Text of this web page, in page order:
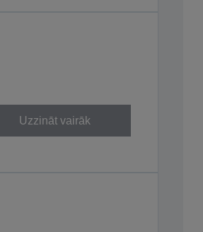
Uzzināt vairāk